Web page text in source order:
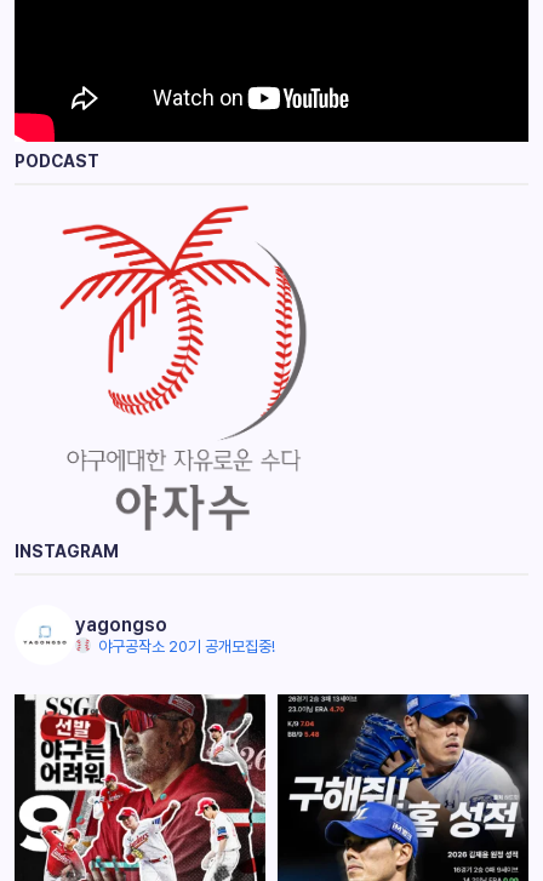
PODCAST
INSTAGRAM
yagongso
야구공작소 20기 공개모집중!